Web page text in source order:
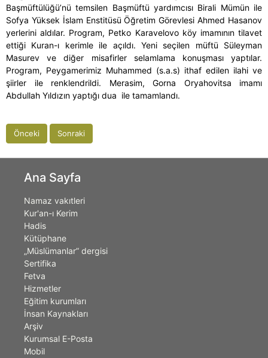
Başmüftülüğü’nü temsilen Başmüftü yardımcısı Birali Mümün ile
Sofya Yüksek İslam Enstitüsü Öğretim Görevlesi Ahmed Hasanov
yerlerini aldılar. Program, Petko Karavelovo köy imamının tilavet
ettiği Kuran-ı kerimle ile açıldı. Yeni seçilen müftü Süleyman
Masurev ve diğer misafirler selamlama konuşması yaptılar.
Program, Peygamerimiz Muhammed (s.a.s) ithaf edilen ilahi ve
şiirler ile renklendrildi. Merasim, Gorna Oryahovitsa imamı
Abdullah Yıldızın yaptığı dua ile tamamlandı.
Önceki Sonraki
Ana Sayfa
Namaz vakıtleri
Kur'an-ı Kerim
Hadis
Kütüphane
„Müslümanlar” dergisi
Sertifika
Fetva
Hizmetler
Eğitim kurumları
İnsan Kaynakları
Arşiv
Kurumsal E-Posta
Mobil